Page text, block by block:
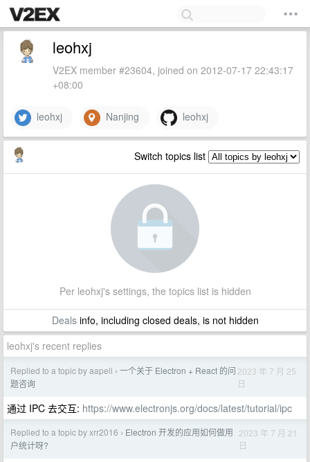
leohxj
V2EX member #23604, joined on 2012-07-17 22:43:17
+08:00
leohxj Nanjing leohxj
Switch topics list
Per leohxj's settings, the topics list is hidden
Dealsinfo, including closed deals, is not hidden
leohxj's recent replies
Replied to a topic by aapeli › 一个关于 Electron + React 的问
题咨询
2023 年 7 月 25
日
通过 IPC 去交互: https://www.electronjs.org/docs/latest/tutorial/ipc
Replied to a topic by xrr2016 › Electron 开发的应用如何做用
户统计呀?
2023 年 7 月 21
日